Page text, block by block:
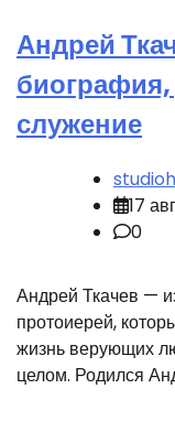
Андрей
служение
17
0
Андрей Ткачев —
протоиерей,
жизнь верующих
целом. Родился